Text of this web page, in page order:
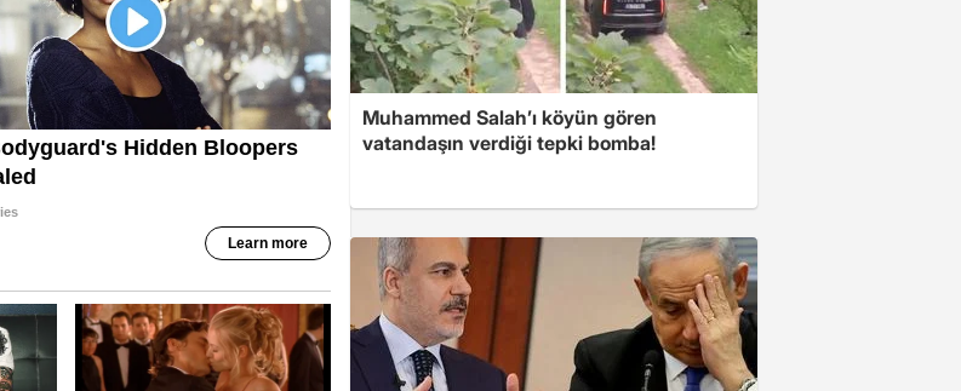
Muhammed Salah’ı köyün gören
vatandaşın verdiği tepki bomba!